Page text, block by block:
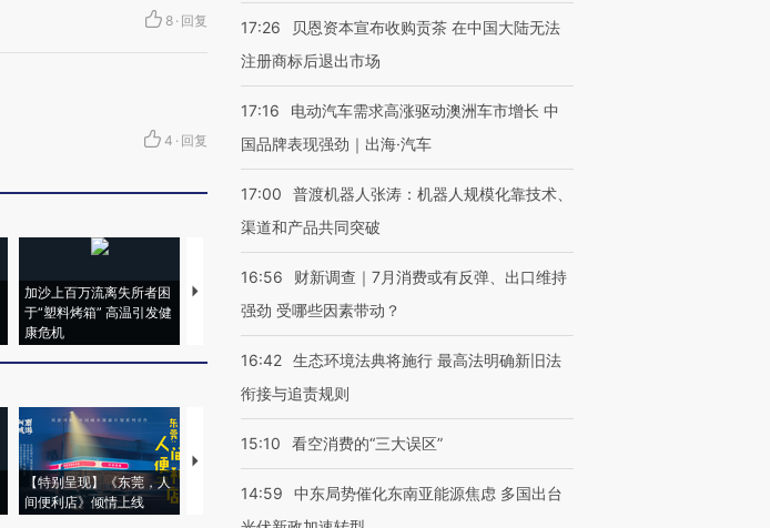
8 · 回复
4 · 回复
加沙上百万流离失所者困
于“塑料烤箱” 高温引发健
康危机
视线｜HYROX的吸金
术：是什么让中产们甘
心“花钱找虐”？
粒摇头丸 尿检体内含3种
毒品
育部长拱下台
【特别呈现】《东莞，人
间便利店》倾情上线
【推广】走进第四届链博
会，让数智科技“链”接产
【特别呈现】寻找100种
有意思的生活方式·第三对
CFO：不靠规模取胜，华
住三大增长引擎是什么？
17:26
贝恩资本宣布收购贡茶 在中国大陆无法
注册商标后退出市场
17:16
电动汽车需求高涨驱动澳洲车市增长 中
国品牌表现强劲｜出海·汽车
17:00
普渡机器人张涛：机器人规模化靠技术、
渠道和产品共同突破
16:56
财新调查｜7月消费或有反弹、出口维持
强劲 受哪些因素带动？
16:42 生态环境法典将施行 最高法明确新旧法
衔接与追责规则
15:10 看空消费的“三大误区”
14:59
中东局势催化东南亚能源焦虑 多国出台